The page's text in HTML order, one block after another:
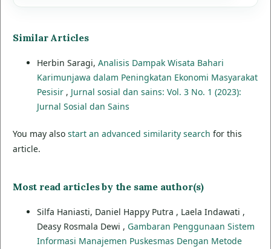
Similar Articles
Herbin Saragi, Analisis Dampak Wisata Bahari
Karimunjawa dalam Peningkatan Ekonomi Masyarakat
Pesisir , Jurnal sosial dan sains: Vol. 3 No. 1 (2023):
Jurnal Sosial dan Sains
You may also start an advanced similarity search for this
article.
Most read articles by the same author(s)
Silfa Haniasti, Daniel Happy Putra , Laela Indawati ,
Deasy Rosmala Dewi , Gambaran Penggunaan Sistem
Informasi Manajemen Puskesmas Dengan Metode